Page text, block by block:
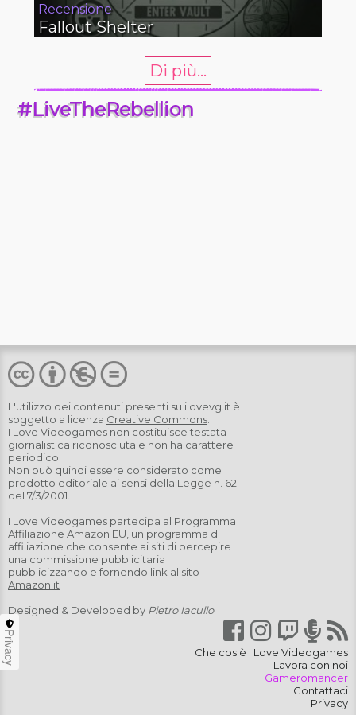
Recensione
Fallout Shelter
Di più...
#LiveTheRebellion
L'utilizzo dei contenuti presenti su ilovevg.it è
soggetto a licenza Creative Commons.
I Love Videogames non costituisce testata
giornalistica riconosciuta e non ha carattere
periodico.
Non può quindi essere considerato come
prodotto editoriale ai sensi della Legge n. 62
del 7/3/2001.
I Love Videogames partecipa al Programma
Affiliazione Amazon EU, un programma di
affiliazione che consente ai siti di percepire
una commissione pubblicitaria
pubblicizzando e fornendo link al sito
Amazon.it
Designed & Developed by Pietro Iacullo
Che cos'è I Love Videogames
Lavora con noi
Gameromancer
Contattaci
Privacy
Privacy